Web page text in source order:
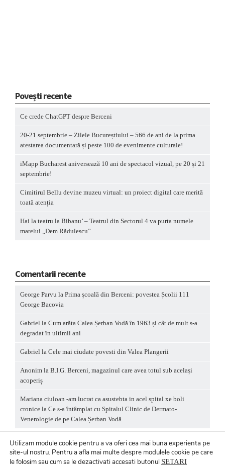
Povești recente
Ce crede ChatGPT despre Berceni
20-21 septembrie – Zilele Bucureștiului – 566 de ani de la prima
atestarea documentară și peste 100 de evenimente culturale!
iMapp Bucharest aniversează 10 ani de spectacol vizual, pe 20 și 21
septembrie!
Cimitirul Bellu devine muzeu virtual: un proiect digital care merită
toată atenția
Hai la teatru la Bibanu’ – Teatrul din Sectorul 4 va purta numele
marelui „Dem Rădulescu”
Comentarii recente
George Parvu la Prima școală din Berceni: povestea Școlii 111
George Bacovia
Gabriel la Cum arăta Calea Șerban Vodă în 1963 și cât de mult s-a
degradat în ultimii ani
Gabriel la Cele mai ciudate povesti din Valea Plangerii
Anonim la B.I.G. Berceni, magazinul care avea totul sub același
acoperiș
Mariana ciuloan -am lucrat ca asustebta in acel spital xe boli
cronice la Ce s-a întâmplat cu Spitalul Clinic de Dermato-
Venerologie de pe Calea Șerban Vodă
Utilizam module cookie pentru a va oferi cea mai buna experienta pe
site-ul nostru. Pentru a afla mai multe despre modulele cookie pe care
le folosim sau cum sa le dezactivati accesati butonul SETARI